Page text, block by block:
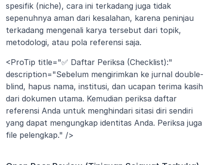
spesifik (niche), cara ini terkadang juga tidak
sepenuhnya aman dari kesalahan, karena peninjau
terkadang mengenali karya tersebut dari topik,
metodologi, atau pola referensi saja.
<ProTip title="✅ Daftar Periksa (Checklist):"
description="Sebelum mengirimkan ke jurnal double-
blind, hapus nama, institusi, dan ucapan terima kasih
dari dokumen utama. Kemudian periksa daftar
referensi Anda untuk menghindari sitasi diri sendiri
yang dapat mengungkap identitas Anda. Periksa juga
file pelengkap." />